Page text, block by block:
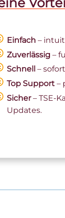
Einfach –
Zuverlässig –
Schnell
–
Top Support –
Sicher– TSE-
Updates.